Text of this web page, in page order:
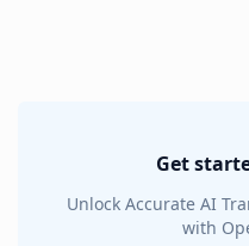
Get
Unlock Accurate AI
with